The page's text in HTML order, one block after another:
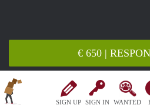
SIGN UP SIGN IN WANTED
€ 650 |